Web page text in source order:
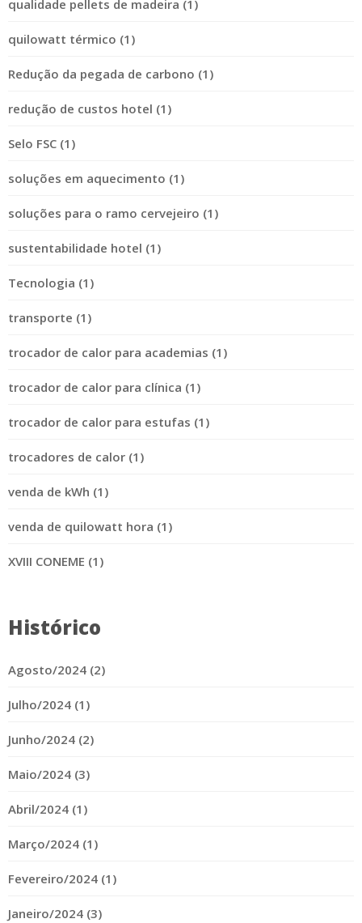
qualidade pellets de madeira (1)
quilowatt térmico (1)
Redução da pegada de carbono (1)
redução de custos hotel (1)
Selo FSC (1)
soluções em aquecimento (1)
soluções para o ramo cervejeiro (1)
sustentabilidade hotel (1)
Tecnologia (1)
transporte (1)
trocador de calor para academias (1)
trocador de calor para clínica (1)
trocador de calor para estufas (1)
trocadores de calor (1)
venda de kWh (1)
venda de quilowatt hora (1)
XVIII CONEME (1)
Histórico
Agosto/2024 (2)
Julho/2024 (1)
Junho/2024 (2)
Maio/2024 (3)
Abril/2024 (1)
Março/2024 (1)
Fevereiro/2024 (1)
Janeiro/2024 (3)